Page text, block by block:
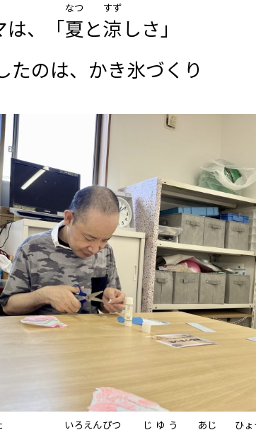
は、「夏
なつ
と涼
すず
しさ」
たのは、かき氷づくり
いろえんぴつ じゆう あじ ひ